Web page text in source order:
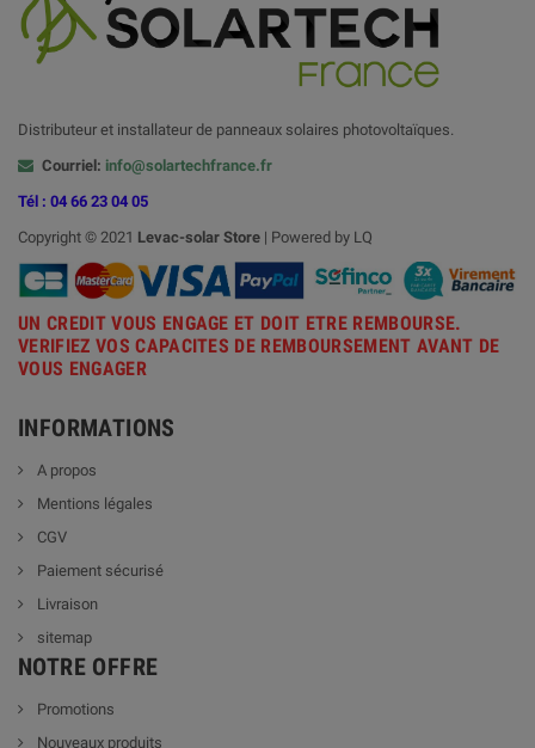
Distributeur et installateur de panneaux solaires photovoltaïques.
Courriel: info@solartechfrance.fr
Tél : 04 66 23 04 05
Copyright © 2021 Levac-solar Store | Powered by LQ
UN CREDIT VOUS ENGAGE ET DOIT ETRE REMBOURSE.
VERIFIEZ VOS CAPACITES DE REMBOURSEMENT AVANT DE
VOUS ENGAGER
INFORMATIONS
A propos
Mentions légales
CGV
Paiement sécurisé
Livraison
sitemap
NOTRE OFFRE
Promotions
Nouveaux produits